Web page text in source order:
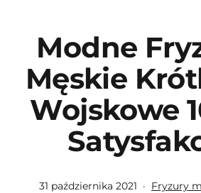
Modne
Męskie
Wojskowe
Opublikowano
31 października 2021 Fryzury